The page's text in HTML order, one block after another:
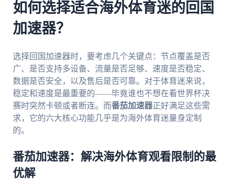
如何选择适合海外体育迷的回国
加速器？
选择回国加速器时，要考虑几个关键点：节点覆盖是否
广、是否支持多设备、流量是否足够、速度是否稳定、
数据是否安全，以及售后是否可靠。对于体育迷来说，
稳定和速度是最重要的——毕竟谁也不想在看世界杯决
赛时突然卡顿或者断连。而番茄加速器正好满足这些需
求，它的六大核心功能几乎是为海外体育迷量身定制
的。
番茄加速器：解决海外体育观看限制的最
优解